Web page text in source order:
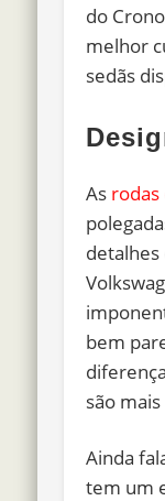
do
melhor
sedãs
As rodas
bem
são
Ainda
tem um